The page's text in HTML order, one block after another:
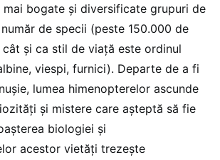
mai bogate şi diversificate grupuri de
de specii (peste 150.000 de
şi ca stil de viaţă este ordinul
viespi, furnici). Departe de a fi
lumea himenopterelor ascunde
și mistere care aşteptă să fie
biologiei și
acestor vietăți trezeşte